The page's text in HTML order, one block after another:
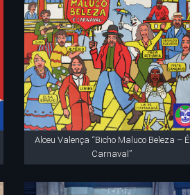
Alceu Valença “Bicho Maluco Beleza – É
Carnaval”